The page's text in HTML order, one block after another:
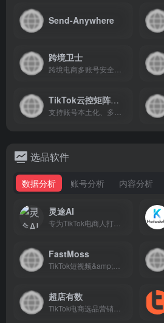
Send-Anywhere
跨境卫士
TikTok云控矩阵系统
选品软件
数据分析 账号分析 内容分析
灵途AI
FastMoss
超店有数